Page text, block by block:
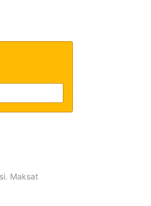
Maksat